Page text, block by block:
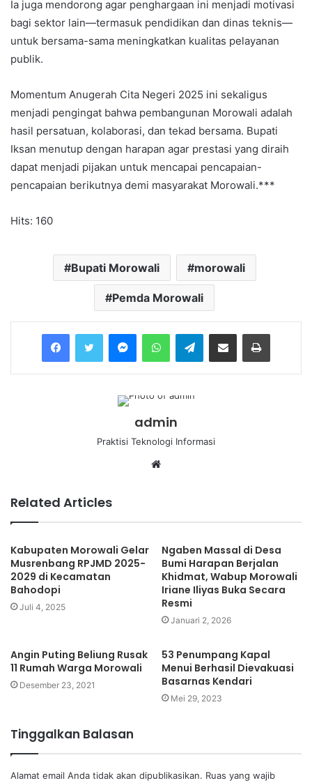
Ia juga mendorong agar penghargaan ini menjadi motivasi
bagi sektor lain—termasuk pendidikan dan dinas teknis—
untuk bersama-sama meningkatkan kualitas pelayanan
publik.
Momentum Anugerah Cita Negeri 2025 ini sekaligus
menjadi pengingat bahwa pembangunan Morowali adalah
hasil persatuan, kolaborasi, dan tekad bersama. Bupati
Iksan menutup dengan harapan agar prestasi yang diraih
dapat menjadi pijakan untuk mencapai pencapaian-
pencapaian berikutnya demi masyarakat Morowali.***
Hits: 160
Bupati Morowali morowali
Pemda Morowali
MessengerWhatsAppTelegramShare via Email Print
admin
Praktisi Teknologi Informasi
Website
Related Articles
Kabupaten Morowali Gelar
Musrenbang RPJMD 2025-
2029 di Kecamatan
Bahodopi
Juli 4, 2025
Ngaben Massal di Desa
Bumi Harapan Berjalan
Khidmat, Wabup Morowali
Iriane Iliyas Buka Secara
Resmi
Januari 2, 2026
Angin Puting Beliung Rusak
11 Rumah Warga Morowali
Desember 23, 2021
53 Penumpang Kapal
Menui Berhasil Dievakuasi
Basarnas Kendari
Mei 29, 2023
Tinggalkan Balasan
Alamat email Anda tidak akan dipublikasikan. Ruas yang wajib